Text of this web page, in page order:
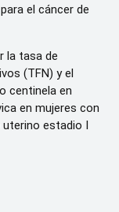
el cáncer de
la tasa de
(TFN) y el
centinela en
en mujeres con
estadio I